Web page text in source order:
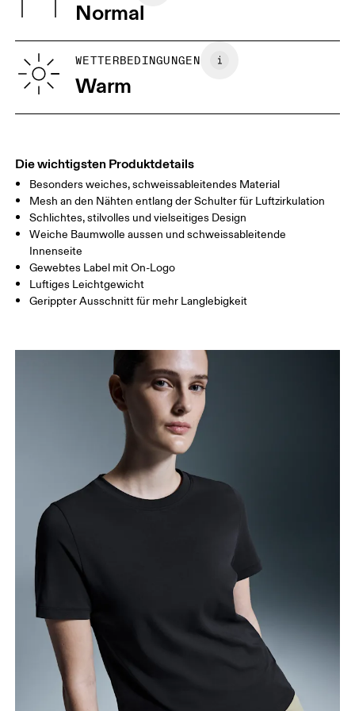
GRÖSSENRATGEBER - FRAUENKLEIDUNG
BRUSTUMFAN
G
TAILLE 67 68 — 73 74
Horizontal verschieben, um mehr zu sehen
So misst du richtig
Brustumfang
Miss an der Stelle, an der dein Brustumfang am
grössten ist. Achte darauf, das Massband gerade zu
halten.
Normal
WETTERBEDINGUNGEN
Warm
Die wichtigsten Produktdetails
Besonders weiches, schweissableitendes Material
Mesh an den Nähten entlang der Schulter für Luftzirkulation
Schlichtes, stilvolles und vielseitiges Design
Weiche Baumwolle aussen und schweissableitende
Innenseite
Gewebtes Label mit On-Logo
Luftiges Leichtgewicht
Gerippter Ausschnitt für mehr Langlebigkeit